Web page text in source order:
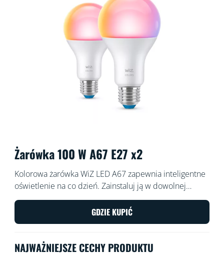
Żarówka 100 W A67 E27 x2
Kolorowa żarówka WiZ LED A67 zapewnia inteligentne
oświetlenie na co dzień. Zainstaluj ją w dowolnej
lampie, by stworzyć idealną atmosferę, korzystając z 16
milionów kolorów oraz ciepłego i zimnego światła
białego. Możesz ustawić harmonogram włączania i
rutyną, sterować oświetleniem za pomocą smartfona
GDZIE KUPIĆ
NAJWAŻNIEJSZE CECHY PRODUKTU